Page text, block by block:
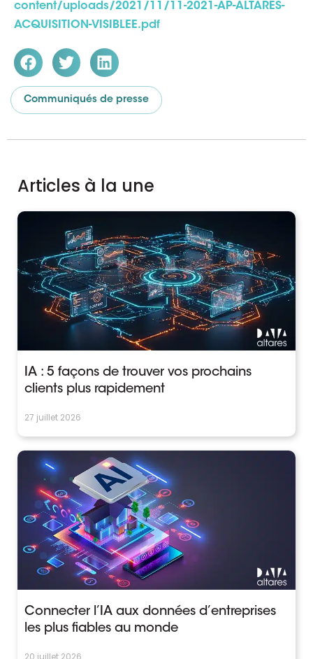
content/uploads/2021/11/11-2021-AP-ALTARES-
ACQUISITION-VISIBLEE.pdf
Communiqués de presse
Articles à la une
IA : 5 façons de trouver vos prochains
clients plus rapidement
27 juillet 2026
Connecter l’IA aux données d’entreprises
les plus fiables au monde
20 juillet 2026